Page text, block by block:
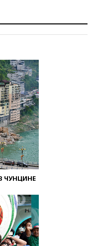
ЧУНЦИНЕ